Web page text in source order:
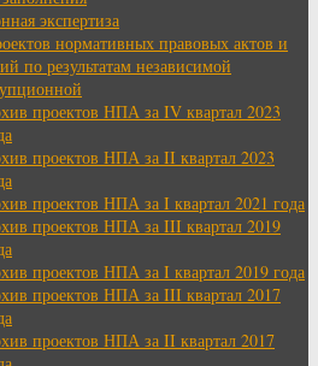
экспертиза
нормативных правовых актов и
по результатам независимой
проектов НПА за IV квартал 2023
проектов НПА за II квартал 2023
проектов НПА за I квартал 2021 года
проектов НПА за III квартал 2019
проектов НПА за I квартал 2019 года
проектов НПА за III квартал 2017
проектов НПА за II квартал 2017